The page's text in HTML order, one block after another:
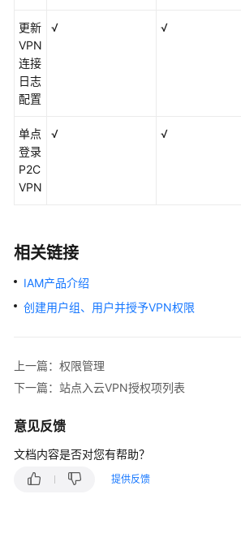
更新
VPN
连接
日志
配置
√ √
单点
登录
P2C
VPN
√ √
相关链接
IAM产品介绍
创建用户组、用户并授予VPN权限
上一篇：权限管理
下一篇：站点入云VPN授权项列表
意见反馈
文档内容是否对您有帮助？
提供反馈